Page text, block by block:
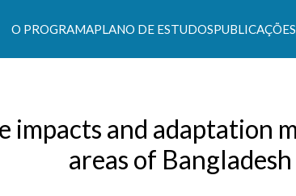
Climáticas e Políticas de
O PROGRAMAPLANO DE ESTUDOSPUBLICAÇÕES
impacts and adaptation
areas of Bangladesh